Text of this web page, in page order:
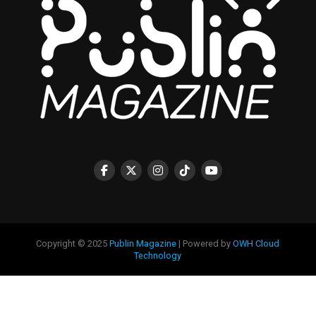
Copyright © 2025Publin Magazine | Powered byOWH Cloud
Technology